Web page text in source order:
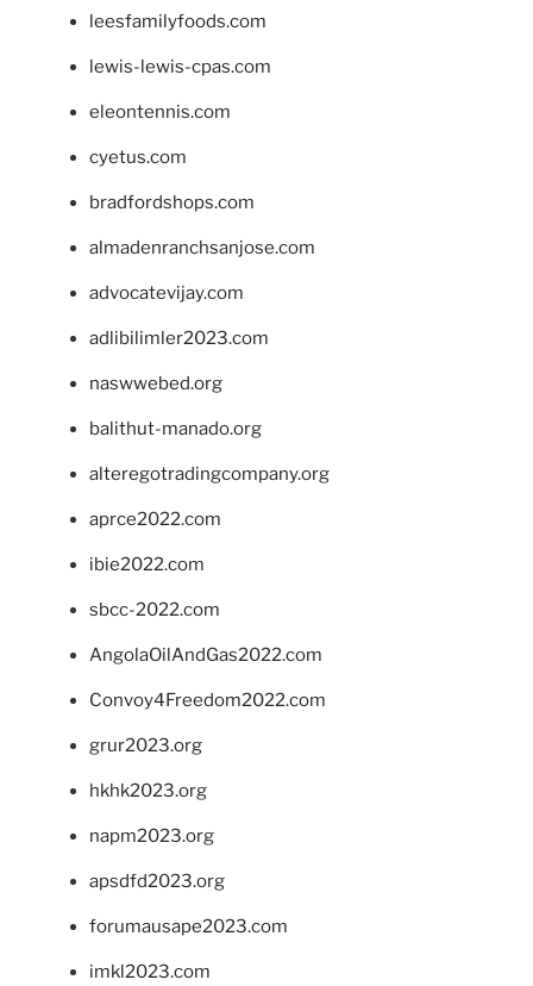
leesfamilyfoods.com
lewis-lewis-cpas.com
eleontennis.com
cyetus.com
bradfordshops.com
almadenranchsanjose.com
advocatevijay.com
adlibilimler2023.com
naswwebed.org
balithut-manado.org
alteregotradingcompany.org
aprce2022.com
ibie2022.com
sbcc-2022.com
AngolaOilAndGas2022.com
Convoy4Freedom2022.com
grur2023.org
hkhk2023.org
napm2023.org
apsdfd2023.org
forumausape2023.com
imkl2023.com